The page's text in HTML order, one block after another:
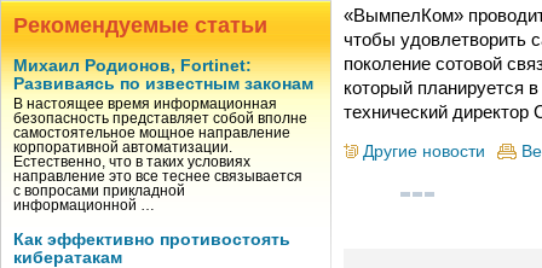
Рекомендуемые статьи
Михаил Родионов, Fortinet:
Развиваясь по известным законам
В настоящее время информационная
безопасность представляет собой вполне
самостоятельное мощное направление
корпоративной автоматизации.
Естественно, что в таких условиях
направление это все теснее связывается
с вопросами прикладной
информационной …
Как эффективно противостоять
кибератакам
«ВымпелКом»
чтобы удовлетворить
поколение сотовой
который планируется
технический
Другие новости